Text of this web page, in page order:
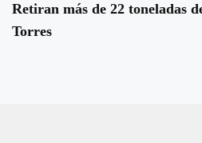
Retiran más de 22 toneladas
Torres